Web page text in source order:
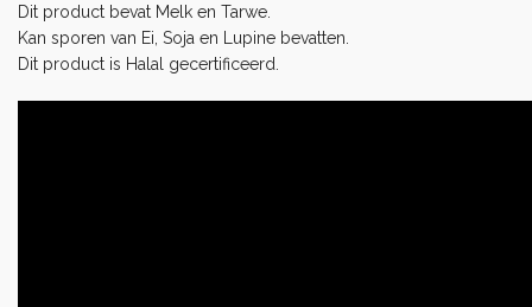
Dit product bevat Melk en Tarwe.
Kan sporen van Ei, Soja en Lupine bevatten.
Dit product is Halal gecertificeerd.